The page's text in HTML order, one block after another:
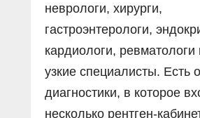
неврологи, хирурги,
гастроэнтерологи,
кардиологи, ревматологи
узкие специалисты. Есть
диагностики, в которое
несколько рентген-